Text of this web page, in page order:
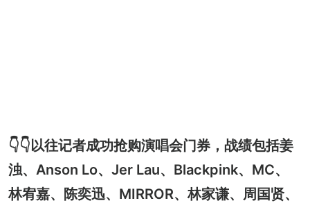
👇👇以往记者成功抢购演唱会门券，战绩包括姜
浊、Anson Lo、Jer Lau、Blackpink、MC、
林宥嘉、陈奕迅、MIRROR、林家谦、周国贤、